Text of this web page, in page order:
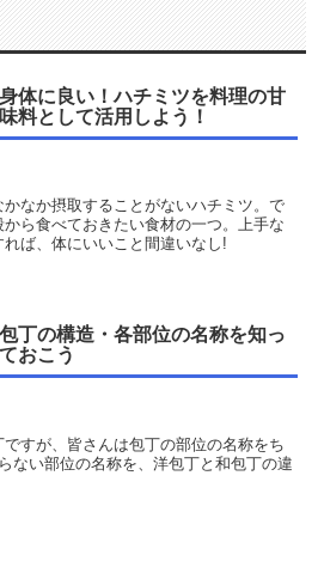
身体に良い！ハチミツを料理の甘
味料として活用しよう！
なか摂取することがないハチミツ。で
ら食べておきたい食材の一つ。上手な
ば、体にいいこと間違いなし!
包丁の構造・各部位の名称を知っ
ておこう
すが、皆さんは包丁の部位の名称をち
ない部位の名称を、洋包丁と和包丁の違